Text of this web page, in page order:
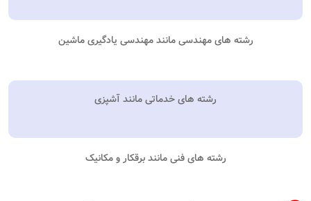
رشته های مهندسی مانند مهندسی یادگیری ماشین
رشته های خدماتی مانند آشپزی
رشته های فنی مانند برقکار و مکانیک